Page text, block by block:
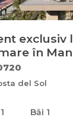
exclusiv
în
del Sol
1 Băi 1